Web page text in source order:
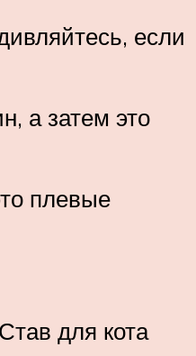
если
а затем это
плевые
для кота